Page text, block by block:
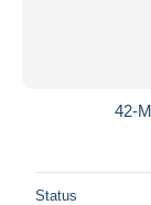
42-
Status